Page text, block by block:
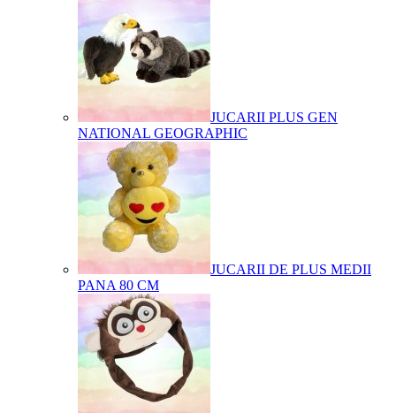
JUCARII PLUS GEN
NATIONAL GEOGRAPHIC
JUCARII DE PLUS MEDII
PANA 80 CM